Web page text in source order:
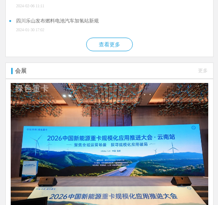
2024-02-06 11:11
四川乐山发布燃料电池汽车加氢站新规
2024-01-30 17:02
查看更多
会展 更多